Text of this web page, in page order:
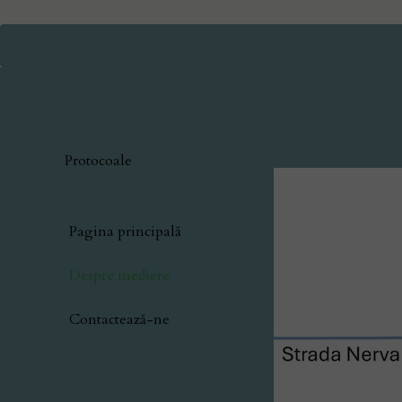
Protocoale
Pagina principală
Despre mediere
Contactează-ne